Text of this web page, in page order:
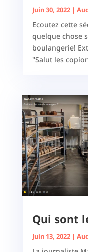
Juin 30, 2022|
Ecoutez cette
quelque chose
boulangerie!
"Salut les
Qui sont
Juin 13, 2022|